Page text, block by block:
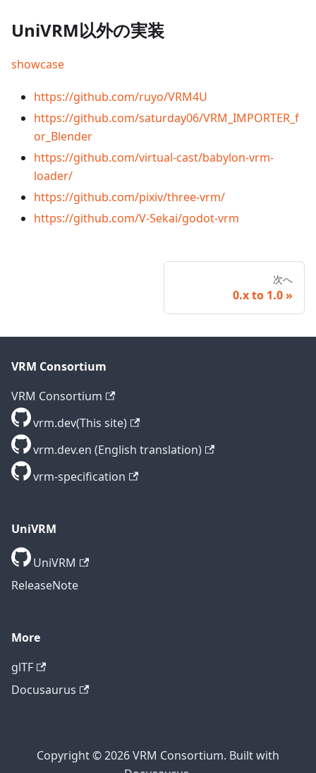
UniVRM以外の実装
showcase
https://github.com/ruyo/VRM4U
https://github.com/saturday06/VRM_IMPORTER_f
or_Blender
https://github.com/virtual-cast/babylon-vrm-
loader/
https://github.com/pixiv/three-vrm/
https://github.com/V-Sekai/godot-vrm
次へ
0.x to 1.0
VRM Consortium
VRM Consortium
vrm.dev(This site)
vrm.dev.en (English translation)
vrm-specification
UniVRM
UniVRM
ReleaseNote
More
glTF
Docusaurus
Copyright © 2026 VRM Consortium. Built with